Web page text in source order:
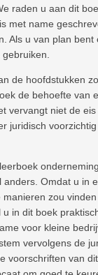
raden u aan dit
met name
Als u van plan
gebruiken.
de hoofdstukken
de behoefte van
vervangt niet de
juridisch
anders. Omdat u in
manieren zou
in dit boek
voor kleine
vervolgens de
voorschriften van